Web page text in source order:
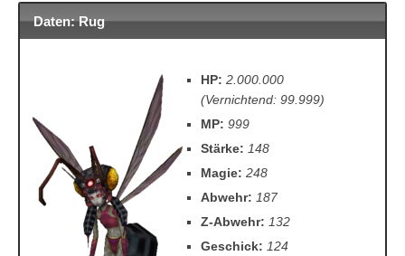
Daten: Rug
HP: 2.000.000
(Vernichtend: 99.999)
MP: 999
Stärke: 148
Magie: 248
Abwehr: 187
Z-Abwehr: 132
Geschick: 124